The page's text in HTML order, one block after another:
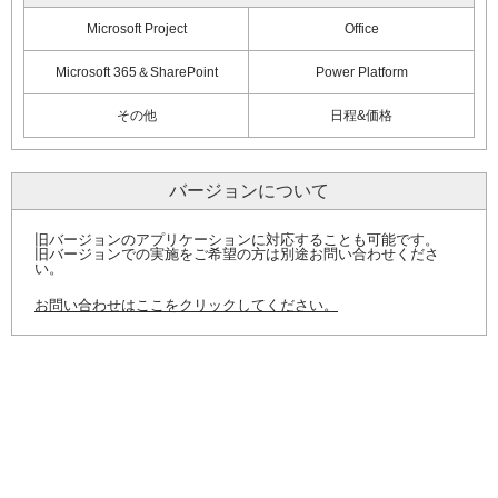
Microsoft Project Office
Microsoft 365＆SharePoint Power Platform
その他 日程&価格
バージョンについて
旧バージョンのアプリケーションに対応することも可能です。
旧バージョンでの実施をご希望の方は別途お問い合わせくださ
い。
お問い合わせはここをクリックしてください。